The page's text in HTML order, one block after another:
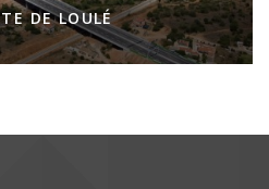
DE LOULÉ